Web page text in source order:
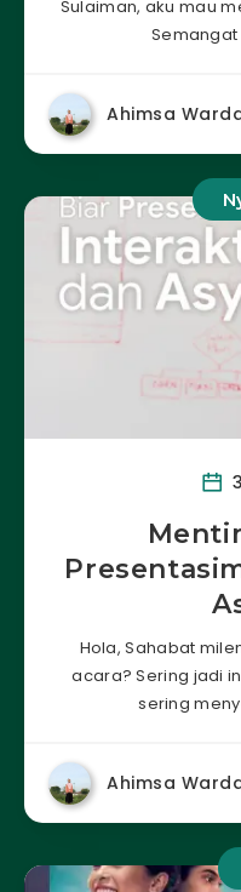
Sulaiman, aku mau
Ahimsa
Hola, Sahabat
acara? Sering jadi
sering
Ahimsa